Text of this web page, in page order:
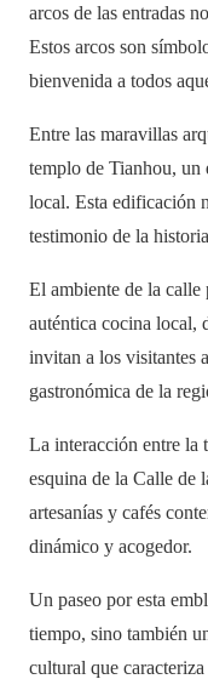
arcos de las entradas
Estos arcos son
bienvenida a todos
Entre las maravillas
templo de Tianhou, un
local. Esta edificación
testimonio de la
El ambiente de la calle
auténtica cocina local,
invitan a los visitantes
gastronómica de la
La interacción entre la
esquina de la Calle de
artesanías y cafés
dinámico y acogedor.
Un paseo por esta
tiempo, sino también
cultural que